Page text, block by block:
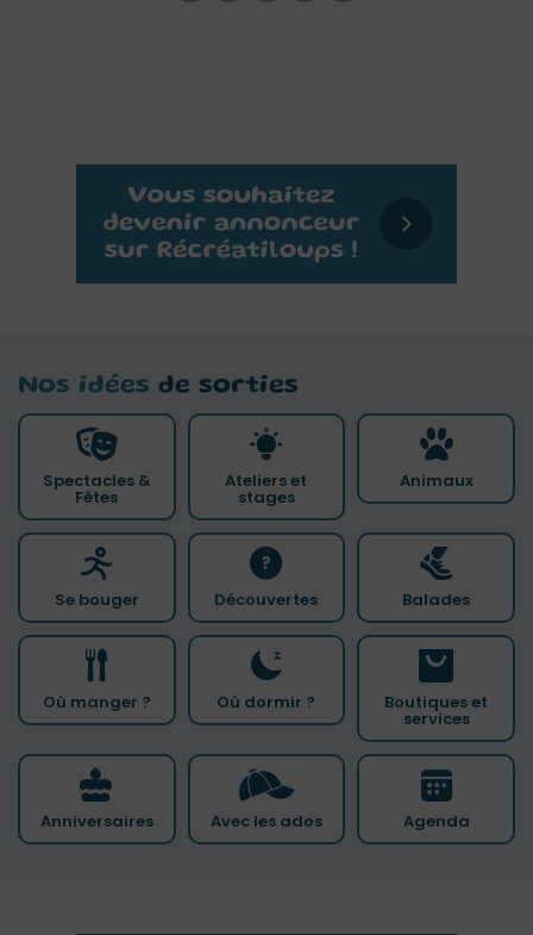
Nos idées de sorties
Spectacles &
Fêtes
Ateliers et
stages
Animaux
Se bouger Découvertes Balades
Où manger ? Où dormir ? Boutiques et
services
Anniversaires Avec les ados Agenda